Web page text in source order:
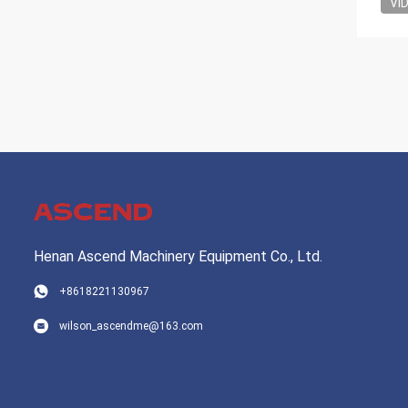
Henan Ascend Machinery Equipment Co., Ltd.
+8618221130967
wilson_ascendme@163.com